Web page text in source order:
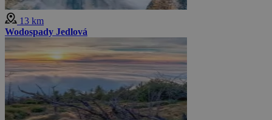
13 km
Wodospady Jedlová